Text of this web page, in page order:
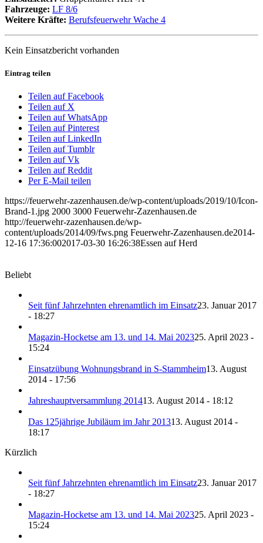
Fahrzeuge: LF 8/6
Weitere Kräfte: Berufsfeuerwehr Wache 4
Kein Einsatzbericht vorhanden
Eintrag teilen
Teilen auf Facebook
Teilen auf X
Teilen auf WhatsApp
Teilen auf Pinterest
Teilen auf LinkedIn
Teilen auf Tumblr
Teilen auf Vk
Teilen auf Reddit
Per E-Mail teilen
https://feuerwehr-zazenhausen.de/wp-content/uploads/2019/10/Icon-
Brand-1.jpg 2000 3000 Feuerwehr-Zazenhausen.de
http://feuerwehr-zazenhausen.de/wp-
content/uploads/2014/09/fws.png Feuerwehr-Zazenhausen.de2014-
12-16 17:36:002017-03-30 16:26:38Essen auf Herd
Beliebt
Seit fünf Jahrzehnten ehrenamtlich im Einsatz23. Januar 2017
- 18:27
Magazin-Hocketse am 13. und 14. Mai 202325. April 2023 -
15:24
Einsatzübung Wohnungsbrand in S-Stammheim13. August
2014 - 17:56
Jahreshauptversammlung 201413. August 2014 - 18:12
Das 125jährige Jubiläum im Jahr 201313. August 2014 -
18:17
Kürzlich
Seit fünf Jahrzehnten ehrenamtlich im Einsatz23. Januar 2017
- 18:27
Magazin-Hocketse am 13. und 14. Mai 202325. April 2023 -
15:24